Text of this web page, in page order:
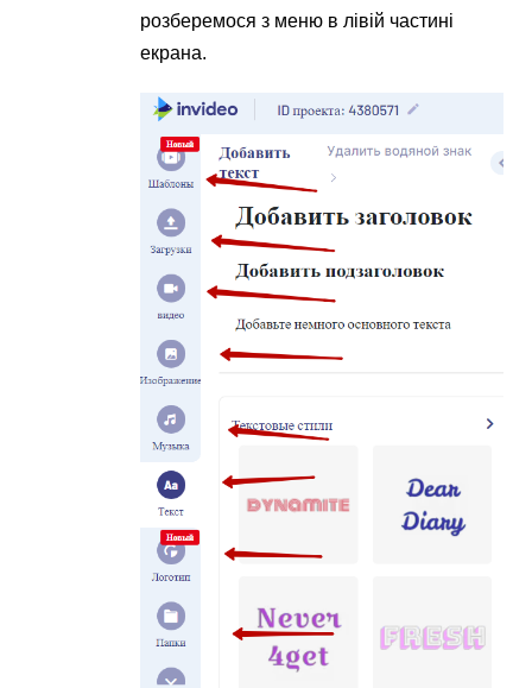
розберемося з меню в лівій частині
екрана.